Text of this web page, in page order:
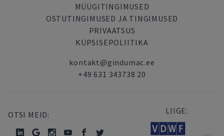
MÜÜGITINGIMUSED
OSTUTINGIMUSED JA TINGIMUSED
PRIVAATSUS
KÜPSISEPOLIITIKA
kontakt@gindumac.ee
+49 631 343738 20
OTSI MEID: LIIGE: